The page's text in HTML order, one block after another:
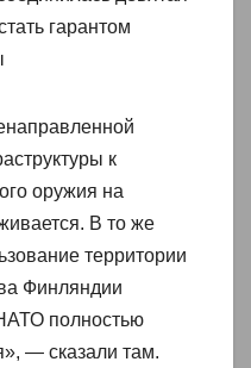
гарантом
к
оружия на
В то же
территории
Финляндии
полностью
— сказали там.